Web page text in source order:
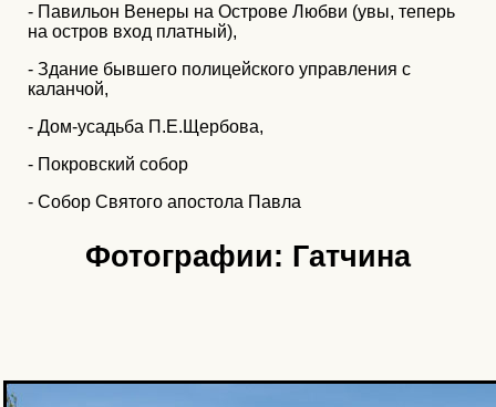
- Павильон Венеры на Острове Любви (увы, теперь
на остров вход платный),
- Здание бывшего полицейского управления с
каланчой,
- Дом-усадьба П.Е.Щербова,
- Покровский собор
- Собор Святого апостола Павла
Фотографии: Гатчина